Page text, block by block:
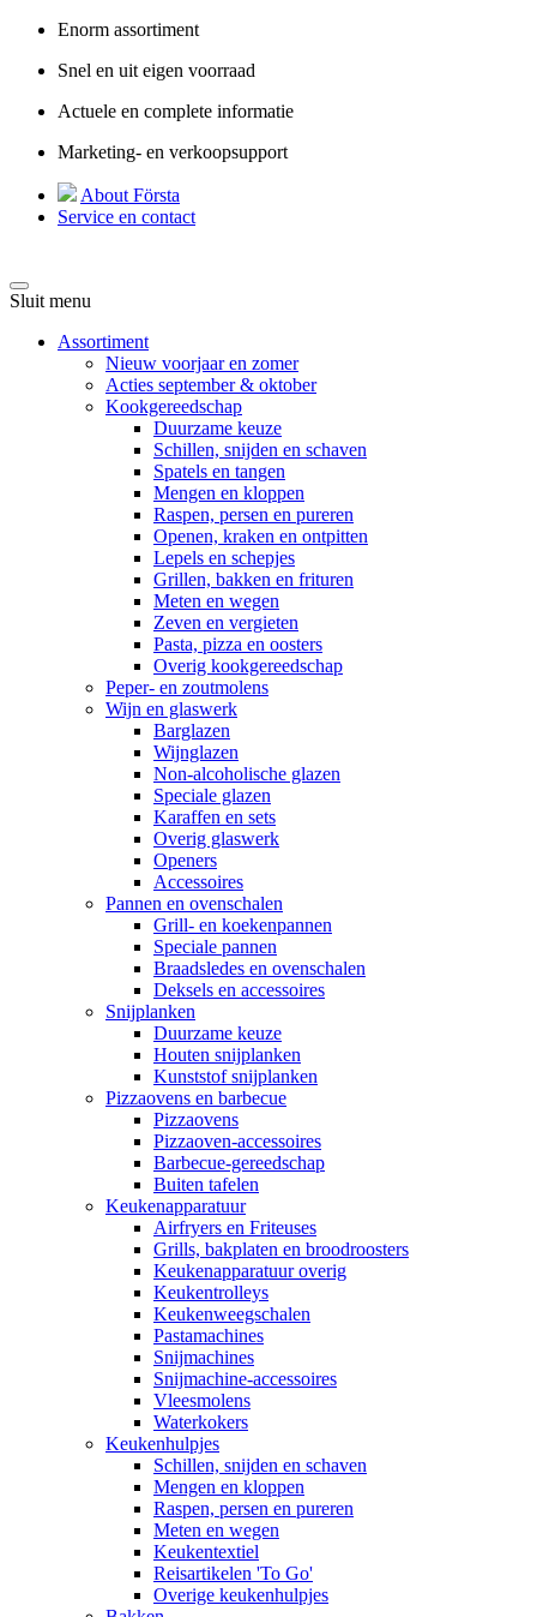
Enorm assortiment
Snel en uit eigen voorraad
Actuele en complete informatie
Marketing- en verkoopsupport
About Första
Service en contact
Sluit menu
Assortiment
Nieuw voorjaar en zomer
Acties september & oktober
Kookgereedschap
Duurzame keuze
Schillen, snijden en schaven
Spatels en tangen
Mengen en kloppen
Raspen, persen en pureren
Openen, kraken en ontpitten
Lepels en schepjes
Grillen, bakken en frituren
Meten en wegen
Zeven en vergieten
Pasta, pizza en oosters
Overig kookgereedschap
Peper- en zoutmolens
Wijn en glaswerk
Barglazen
Wijnglazen
Non-alcoholische glazen
Speciale glazen
Karaffen en sets
Overig glaswerk
Openers
Accessoires
Pannen en ovenschalen
Grill- en koekenpannen
Speciale pannen
Braadsledes en ovenschalen
Deksels en accessoires
Snijplanken
Duurzame keuze
Houten snijplanken
Kunststof snijplanken
Pizzaovens en barbecue
Pizzaovens
Pizzaoven-accessoires
Barbecue-gereedschap
Buiten tafelen
Keukenapparatuur
Airfryers en Friteuses
Grills, bakplaten en broodroosters
Keukenapparatuur overig
Keukentrolleys
Keukenweegschalen
Pastamachines
Snijmachines
Snijmachine-accessoires
Vleesmolens
Waterkokers
Keukenhulpjes
Schillen, snijden en schaven
Mengen en kloppen
Raspen, persen en pureren
Meten en wegen
Keukentextiel
Reisartikelen 'To Go'
Overige keukenhulpjes